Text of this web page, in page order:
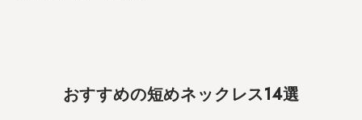
おすすめの短めネックレス14選